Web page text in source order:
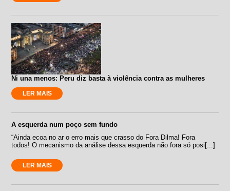
Ni una menos: Peru diz basta à violência contra as mulheres
LER MAIS
A esquerda num poço sem fundo
“Ainda ecoa no ar o erro mais que crasso do Fora Dilma! Fora
todos! O mecanismo da análise dessa esquerda não fora só posi[...]
LER MAIS